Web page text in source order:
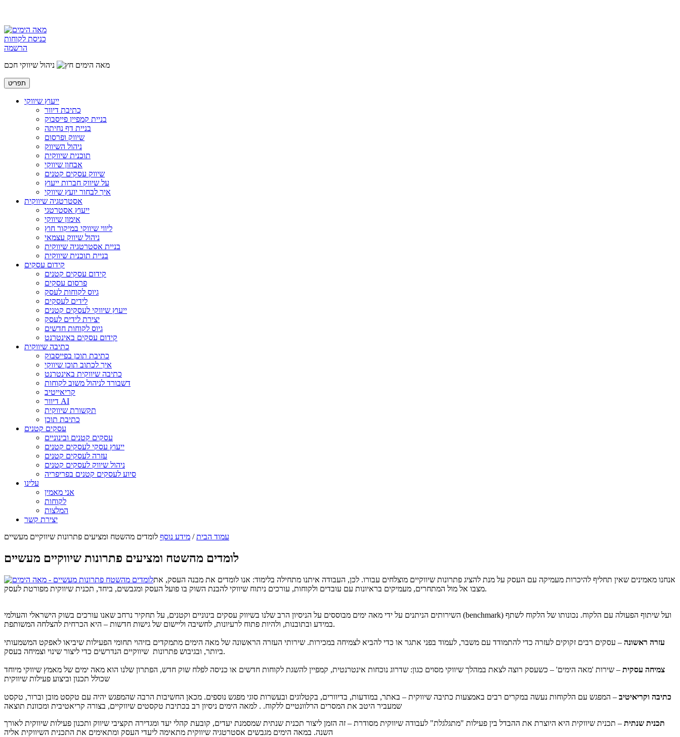
כניסת לקוחות
הרשמה
מאה הימים
ניהול שיווקי חכם
תפריט
ייעוץ שיווקי
כתיבת דיוור
בניית קמפיין פייסבוק
בניית דף נחיתה
שיווק ופרסום
ניהול השיווק
תוכנית שיווקית
אבחון שיווקי
שיווק עסקים קטנים
על שיווק חברות ייעוץ
איך לבחור יועץ שיווקי
אסטרטגיה שיווקית
ייעוץ אסטרטגי
אימון שיווקי
ליווי שיווקי במיקור חוץ
ניהול שיווק עצמאי
בניית אסטרטגיה שיווקית
בניית תוכנית שיווקית
קידום עסקים
קידום עסקים קטנים
פרסום עסקים
גיוס לקוחות לעסק
לידים לעסקים
ייעוץ שיווקי לעסקים קטנים
יצירת לידים לעסק
גיוס לקוחות חדשים
קידום עסקים באינטרנט
כתיבה שיווקית
כתיבת תוכן בפייסבוק
איך לכתוב תוכן שיווקי
כתיבה שיווקית באינטרנט
דשבורד לניהול משוב לקוחות
קריאייטיב
דיוור AI
תקשורת שיווקית
כתיבת תוכן
עסקים קטנים
עסקים קטנים ובינוניים
ייעוץ עסקי לעסקים קטנים
עזרה לעסקים קטנים
ניהול שיווק לעסקים קטנים
סיוע לעסקים קטנים בפריפריה
עלינו
אני מאמין
לקוחות
המלצות
יצירת קשר
עמוד הבית/ מידע נוסף לומדים מהשטח ומציעים פתרונות שיווקיים מעשיים
לומדים מהשטח ומציעים פתרונות שיווקיים מעשיים
אנחנו מאמינים שאין תחליף להיכרות מעמיקה עם העסק על מנת להציג פתרונות שיווקיים מוצלחים עבורו. לכן, העבודה איתנו מתחילה בלימוד: אנו לומדים את מבנה העסק, את
מצבו אל מול המתחרים, מעמיקים בראיונות עם עובדים ולקוחות, עורכים ניתוח שיווקי להבנת השוק בו פועל העסק ומגבשים, ביחד, תכנית שיווקית מפורטת לעסק.
השירותים הניתנים על ידי מאה ימים מבוססים על הניסיון הרב שלנו בשיווק עסקים בינוניים וקטנים, על תחקיר נרחב שאנו עורכים בשוק הישראלי והעולמי (benchmark) ועל שיתוף הפעולה עם הלקוח. נכונותו של הלקוח לשתף
במידע ובתובנות, ולהיות פתוח לרעיונות, לחשיבה וליישום של גישות חדשות – היא הכרחית להצלחה המשותפת.
עזרה ראשונה – עסקים רבים זקוקים לעזרה כדי להתמודד עם משבר, לעמוד בפני אתגר או כדי להביא לצמיחה במכירות. שירותי העזרה הראשונה של מאה הימים מתמקדים בזיהוי תחומי הפעילות שיביאו לאפקט המשמעותי
ביותר, ובגיבוש פתרונות שיווקיים הנדרשים כדי ליצור שינוי וצמיחה בעסק.
צמיחה עסקית – שירות 'מאה הימים' – כשעסק רוצה לצאת במהלך שיווקי מסוים כגון: שדרוג נוכחות אינטרנטית, קמפיין להשגת לקוחות חדשים או כניסה לפלח שוק חדש, הפתרון שלנו הוא מאה ימים של מאמץ שיווקי מיוחד
כתיבה וקריאיטיב – המפגש עם הלקוחות נעשה במקרים רבים באמצעות כתיבה שיווקית – באתר, במודעות, בדיוורים, בקטלוגים ובעשרות סוגי מפגש נוספים. מכאן החשיבות הרבה שהמפגש יהיה עם טקסט מובן וברור, טקסט
תכנית שנתית – תכנית שיווקית היא היוצרת את ההבדל בין פעילות "מתגלגלת" לעבודה שיווקית מסודרת – זה הזמן ליצור תכנית שנתית שמסמנת יעדים, קובעת קהלי יעד ומגדירה תקציבי שיווק ותכנון פעילות שיווקית לאורך